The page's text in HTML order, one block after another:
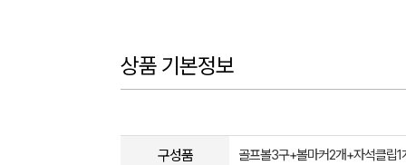
상품 기본정보
구성품 골프볼3구+볼마커2개+자석클립1